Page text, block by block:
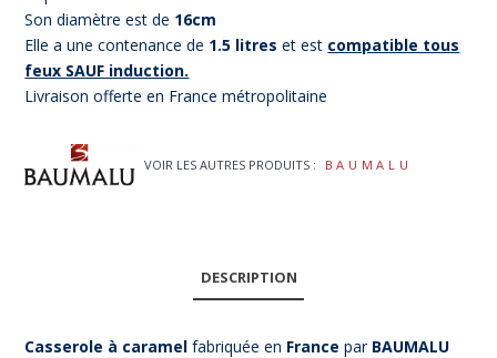
Son diamètre est de 16cm
Elle a une contenance de 1.5 litres et est compatible tous
feux SAUF induction.
Livraison offerte en France métropolitaine
VOIR LES AUTRES PRODUITS : BAUMALU
DESCRIPTION
Casserole à caramel fabriquée en Francepar BAUMALU